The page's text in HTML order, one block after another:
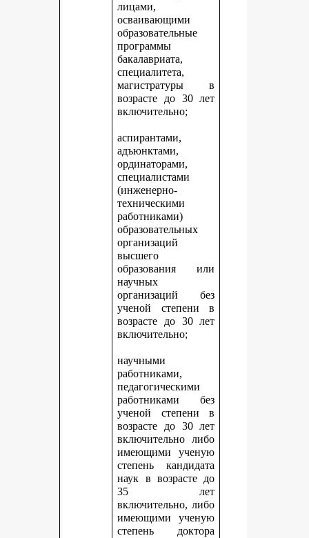
лицами,
осваивающими
образовательные
программы
бакалавриата,
специалитета,
магистратуры в
возрасте до 30 лет
включительно;
аспирантами,
адъюнктами,
ординаторами,
специалистами
(инженерно-
техническими
работниками)
образовательных
организаций
высшего
образования или
научных
организаций без
ученой степени в
возрасте до 30 лет
включительно;
научными
работниками,
педагогическими
работниками без
ученой степени в
возрасте до 30 лет
включительно либо
имеющими ученую
степень кандидата
наук в возрасте до
35 лет
включительно, либо
имеющими ученую
степень доктора